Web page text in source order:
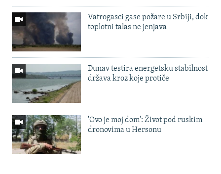
Vatrogasci gase požare u Srbiji, dok
toplotni talas ne jenjava
Dunav testira energetsku stabilnost
država kroz koje protiče
'Ovo je moj dom': Život pod ruskim
dronovima u Hersonu